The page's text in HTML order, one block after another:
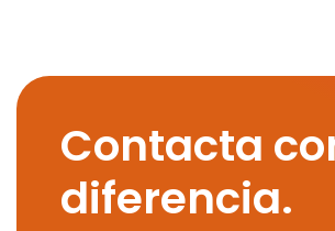
Contacta
diferencia.